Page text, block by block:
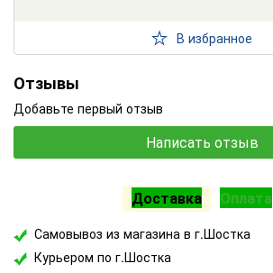
В избранное
Отзывы
Добавьте первый отзыв
Написать отзыв
Доставка Оплата
Самовывоз из магазина в г.Шостка
Курьером по г.Шостка